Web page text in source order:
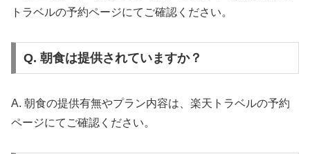
トラベルの予約ページにてご確認ください。
Q. 朝食は提供されていますか？
A. 朝食の提供有無やプラン内容は、楽天トラベルの予約
ページにてご確認ください。